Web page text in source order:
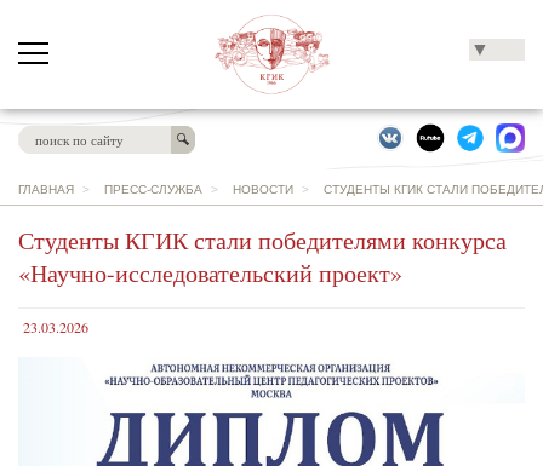
▼
ГЛАВНАЯ > ПРЕСС-СЛУЖБА > НОВОСТИ > СТУДЕНТЫ КГИК СТАЛИ
Студенты КГИК стали победителями конкурса
«Научно-исследовательский проект»
23.03.2026